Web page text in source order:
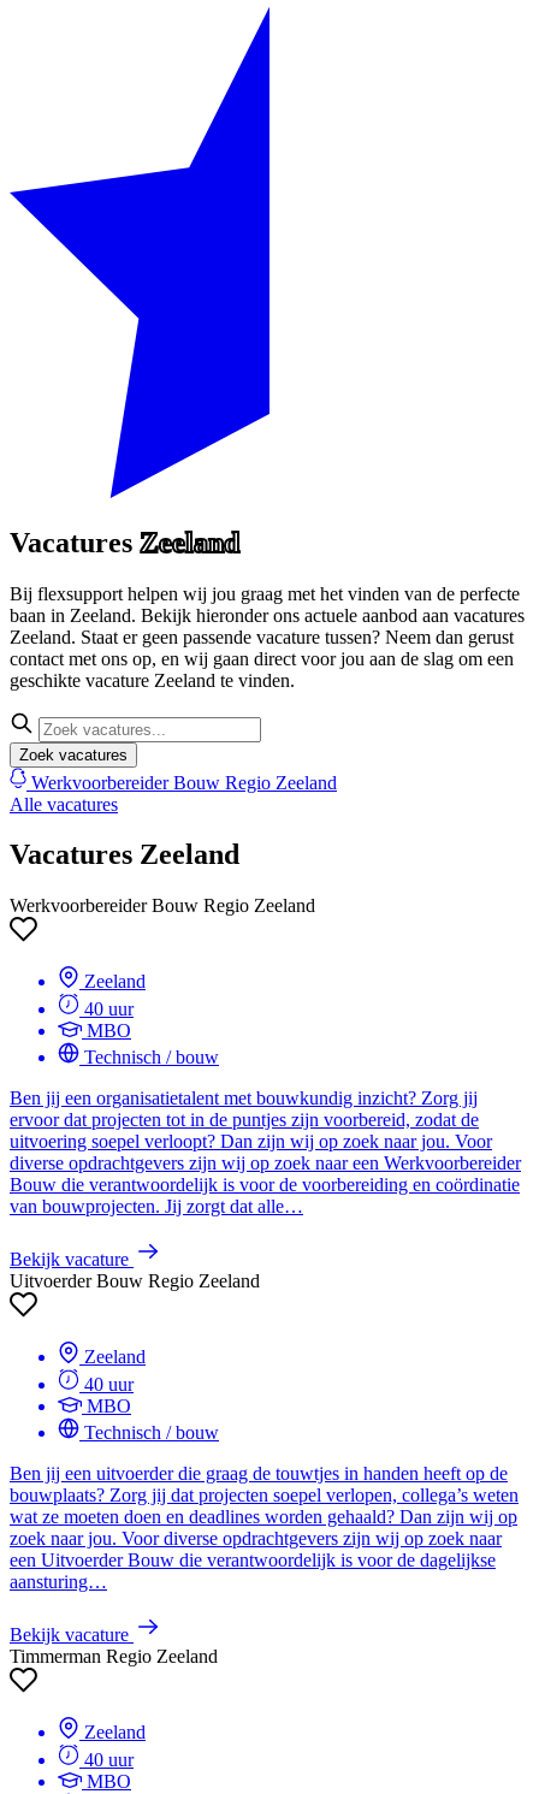
Vacatures Zeeland
Bij flexsupport helpen wij jou graag met het vinden van de perfecte
baan in Zeeland. Bekijk hieronder ons actuele aanbod aan vacatures
Zeeland. Staat er geen passende vacature tussen? Neem dan gerust
contact met ons op, en wij gaan direct voor jou aan de slag om een
geschikte vacature Zeeland te vinden.
Zoek vacatures
Werkvoorbereider Bouw Regio Zeeland
Alle vacatures
Vacatures Zeeland
Werkvoorbereider Bouw Regio Zeeland
Zeeland
40 uur
MBO
Technisch / bouw
Ben jij een organisatietalent met bouwkundig inzicht? Zorg jij
ervoor dat projecten tot in de puntjes zijn voorbereid, zodat de
uitvoering soepel verloopt? Dan zijn wij op zoek naar jou. Voor
diverse opdrachtgevers zijn wij op zoek naar een Werkvoorbereider
Bouw die verantwoordelijk is voor de voorbereiding en coördinatie
van bouwprojecten. Jij zorgt dat alle…
Bekijk vacature
Uitvoerder Bouw Regio Zeeland
Zeeland
40 uur
MBO
Technisch / bouw
Ben jij een uitvoerder die graag de touwtjes in handen heeft op de
bouwplaats? Zorg jij dat projecten soepel verlopen, collega’s weten
wat ze moeten doen en deadlines worden gehaald? Dan zijn wij op
zoek naar jou. Voor diverse opdrachtgevers zijn wij op zoek naar
een Uitvoerder Bouw die verantwoordelijk is voor de dagelijkse
aansturing…
Bekijk vacature
Timmerman Regio Zeeland
Zeeland
40 uur
MBO